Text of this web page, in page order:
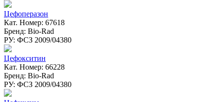
Цефоперазон
Кат. Номер: 67618
Бренд: Bio-Rad
РУ: ФСЗ 2009/04380
Цефокситин
Кат. Номер: 66228
Бренд: Bio-Rad
РУ: ФСЗ 2009/04380